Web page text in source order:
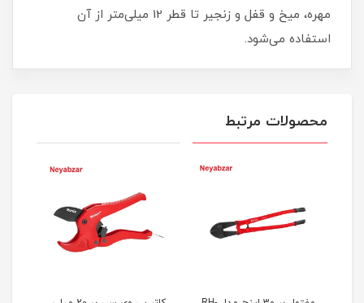
مهره، میخ و قفل و زنجیر تا قطر 12 میلی‌متر از آن
استفاده می‌شود.
محصولات مرتبط